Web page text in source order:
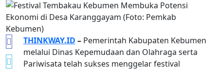
THINKWAY.ID – Pemerintah Kabupaten Kebumen
melalui Dinas Kepemudaan dan Olahraga serta
Pariwisata telah sukses menggelar festival